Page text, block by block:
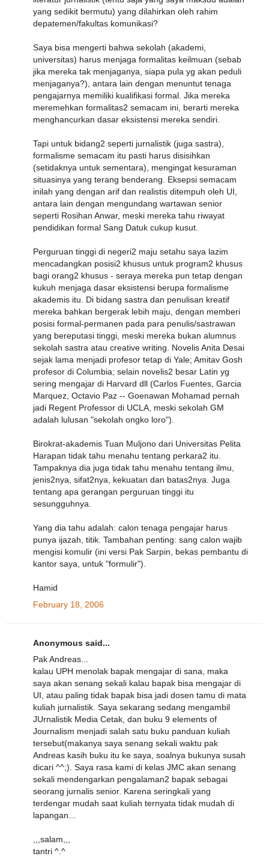
yang sedikit bermutu) yang dilahirkan oleh rahim
depatemen/fakultas komunikasi?
Saya bisa mengerti bahwa sekolah (akademi,
universitas) harus menjaga formalitas keilmuan (sebab
jika mereka tak menjaganya, siapa pula yg akan peduli
menjaganya?), antara lain dengan menuntut tenaga
pengajarnya memiliki kualifikasi formal. Jika mereka
meremehkan formalitas2 semacam ini, berarti mereka
menghancurkan dasar eksistensi mereka sendiri.
Tapi untuk bidang2 seperti jurnalistik (juga sastra),
formalisme semacam itu pasti harus disisihkan
(setidaknya untuk sementara), mengingat kesuraman
situasinya yang terang benderang. Eksepsi semacam
inilah yang dengan arif dan realistis ditempuh oleh UI,
antara lain dengan mengundang wartawan senior
seperti Rosihan Anwar, meski mereka tahu riwayat
pendidikan formal Sang Datuk cukup kusut.
Perguruan tinggi di negeri2 maju setahu saya lazim
mencadangkan posisi2 khusus untuk program2 khusus
bagi orang2 khusus - seraya mereka pun tetap dengan
kukuh menjaga dasar eksistensi berupa formalisme
akademis itu. Di bidang sastra dan penulisan kreatif
mereka bahkan bergerak lebih maju, dengan memberi
posisi formal-permanen pada para penulis/sastrawan
yang bereputasi tinggi, meski mereka bukan alumnus
sekolah sastra atau creative writing. Novelis Anita Desai
sejak lama menjadi profesor tetap di Yale; Amitav Gosh
profesor di Columbia; selain novelis2 besar Latin yg
sering mengajar di Harvard dll (Carlos Fuentes, Garcia
Marquez, Octavio Paz -- Goenawan Mohamad pernah
jadi Regent Professor di UCLA, meski sekolah GM
adalah lulusan "sekolah ongko loro").
Birokrat-akademis Tuan Muljono dari Universitas Pelita
Harapan tidak tahu menahu tentang perkara2 itu.
Tampaknya dia juga tidak tahu menahu tentang ilmu,
jenis2nya, sifat2nya, kekuatan dan batas2nya. Juga
tentang apa gerangan perguruan tinggi itu
sesungguhnya.
Yang dia tahu adalah: calon tenaga pengajar harus
punya ijazah, titik. Tambahan penting: sang calon wajib
mengisi komulir (ini versi Pak Sarpin, bekas pembantu di
kantor saya, untuk "formulir").
Hamid
February 18, 2006
Anonymous said...
Pak Andreas...
kalau UPH menolak bapak mengajar di sana, maka
saya akan senang sekali kalau bapak bisa mengajar di
UI, atau paling tidak bapak bisa jadi dosen tamu di mata
kuliah jurnalistik. Saya sekarang sedang mengambil
JUrnalistik Media Cetak, dan buku 9 elements of
Journalism menjadi salah satu buku panduan kuliah
tersebut(makanya saya senang sekali waktu pak
Andreas kasih buku itu ke saya, soalnya bukunya susah
dicari ^^;). Saya rasa kami di kelas JMC akan senang
sekali mendengarkan pengalaman2 bapak sebagai
seorang jurnalis senior. Karena seringkali yang
terdengar mudah saat kuliah ternyata tidak mudah di
lapangan...
,,,salam,,,
tantri ^.^